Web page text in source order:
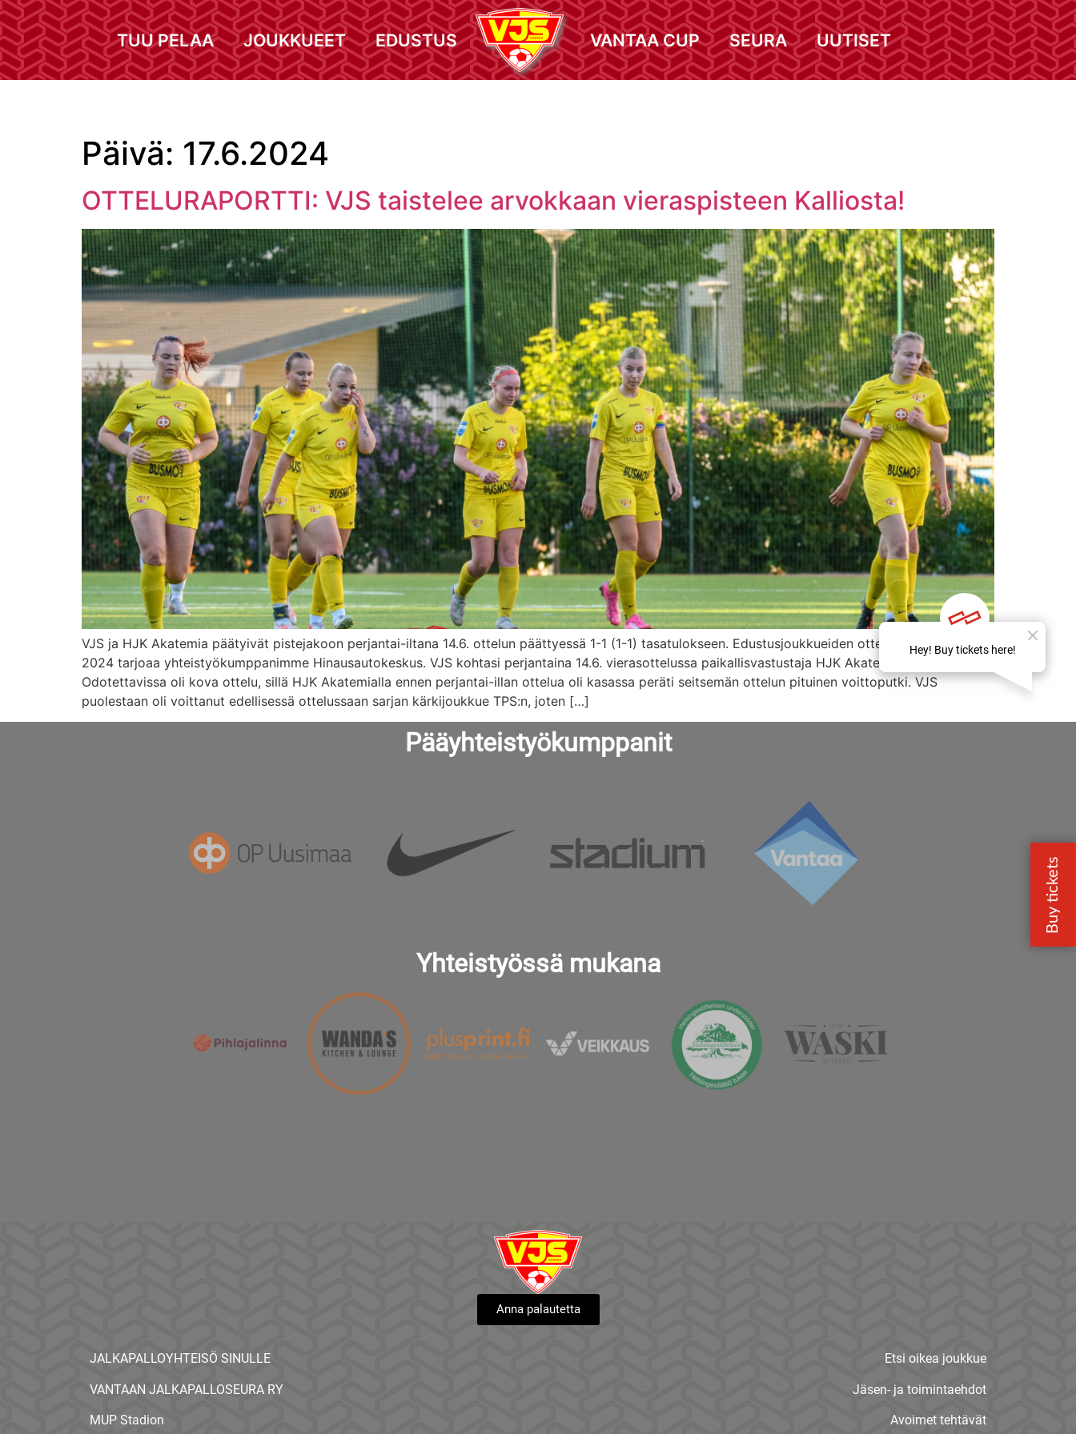
TUU PELAA JOUKKUEET EDUSTUS VANTAA CUP SEURA UUTISET
Päivä: 17.6.2024
OTTELURAPORTTI: VJS taistelee arvokkaan vieraspisteen Kalliosta!
VJS ja HJK Akatemia päätyivät pistejakoon perjantai-iltana 14.6. ottelun päättyessä 1-1 (1-1) tasatulokseen. Edustusjoukkueiden otteluraportit kaudella
2024 tarjoaa yhteistyökumppanimme Hinausautokeskus. VJS kohtasi perjantaina 14.6. vierasottelussa paikallisvastustaja HJK Akatemian.
Odotettavissa oli kova ottelu, sillä HJK Akatemialla ennen perjantai-illan ottelua oli kasassa peräti seitsemän ottelun pituinen voittoputki. VJS
puolestaan oli voittanut edellisessä ottelussaan sarjan kärkijoukkue TPS:n, joten […]
Pääyhteistyökumppanit
Yhteistyössä mukana
Anna palautetta
JALKAPALLOYHTEISÖ SINULLE
VANTAAN JALKAPALLOSEURA RY
MUP Stadion
Etsi oikea joukkue
Jäsen- ja toimintaehdot
Avoimet tehtävät